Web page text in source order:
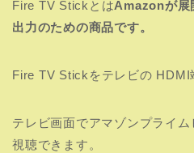
Fire TV StickとはAmazonが展
出力のための商品です。
Fire TV Stickをテレビの HDMI
テレビ画面でアマゾンプライ
視聴できます。